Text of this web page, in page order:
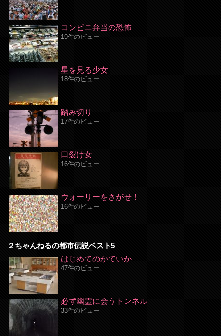
コンビニ弁当の恐怖
19件のビュー
星を見る少女
18件のビュー
踏み切り
17件のビュー
口裂け女
16件のビュー
ウォーリーをさがせ！
16件のビュー
２ちゃんねるの都市伝説ベスト5
はじめてのかていか
47件のビュー
必ず幽霊に会うトンネル
33件のビュー